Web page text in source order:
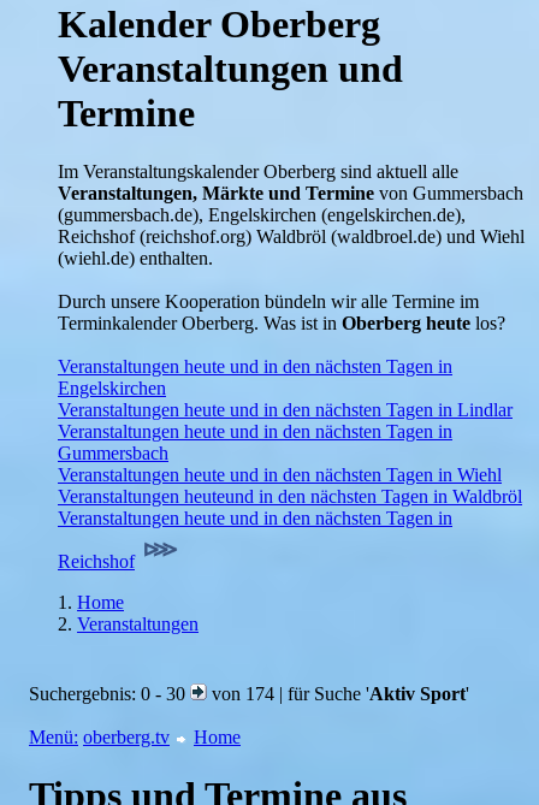
Kalender Oberberg
Veranstaltungen und
Termine
Im Veranstaltungskalender Oberberg sind aktuell alle
Veranstaltungen, Märkte und Termine von Gummersbach
(gummersbach.de), Engelskirchen (engelskirchen.de),
Reichshof (reichshof.org) Waldbröl (waldbroel.de) und Wiehl
(wiehl.de) enthalten.
Durch unsere Kooperation bündeln wir alle Termine im
Terminkalender Oberberg. Was ist in Oberberg heute los?
Veranstaltungen heute und in den nächsten Tagen in
Engelskirchen
Veranstaltungen heute und in den nächsten Tagen in Lindlar
Veranstaltungen heute und in den nächsten Tagen in
Gummersbach
Veranstaltungen heute und in den nächsten Tagen in Wiehl
Veranstaltungen heuteund in den nächsten Tagen in Waldbröl
Veranstaltungen heute und in den nächsten Tagen in
Reichshof
Home
Veranstaltungen
Suchergebnis: 0 - 30 von 174 | für Suche 'Aktiv Sport'
Menü: oberberg.tv Home
Tipps und Termine aus